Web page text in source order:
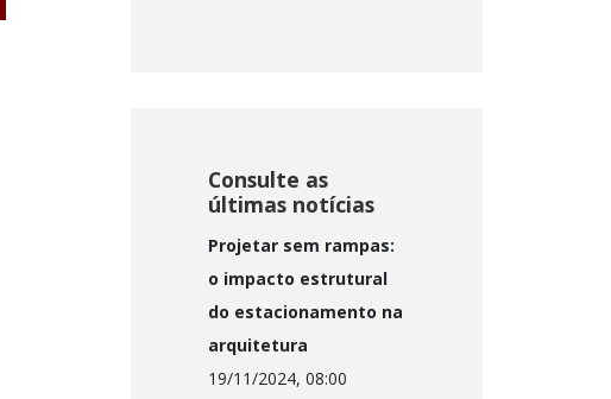
Consulte as
últimas notícias
Projetar sem rampas:
o impacto estrutural
do estacionamento na
arquitetura
19/11/2024, 08:00